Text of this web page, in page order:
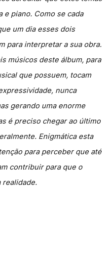
e piano. Como se cada
um dia esses dois
para interpretar a sua obra.
músicos deste álbum, para
que possuem, tocam
nunca
gerando uma enorme
é preciso chegar ao último
Enigmática esta
para perceber que até
contribuir para que o
realidade.